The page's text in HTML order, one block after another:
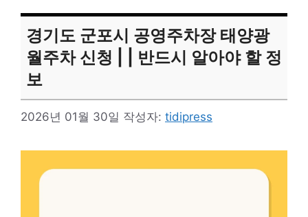
경기도 군포시 공영주차장 태양광
월주차 신청 | | 반드시 알아야 할 정
보
2026년 01월 30일 작성자: tidipress